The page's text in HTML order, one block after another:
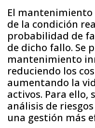
El
de la condición
probabilidad de
de dicho fallo. Se
mantenimiento
reduciendo los
aumentando la
activos. Para ello,
análisis de
una gestión más